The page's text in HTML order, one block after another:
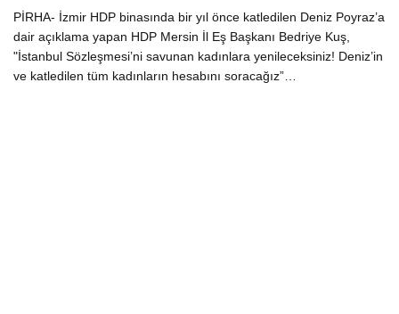
PİRHA- İzmir HDP binasında bir yıl önce katledilen Deniz Poyraz’a
dair açıklama yapan HDP Mersin İl Eş Başkanı Bedriye Kuş,
"İstanbul Sözleşmesi’ni savunan kadınlara yenileceksiniz! Deniz’in
ve katledilen tüm kadınların hesabını soracağız”…